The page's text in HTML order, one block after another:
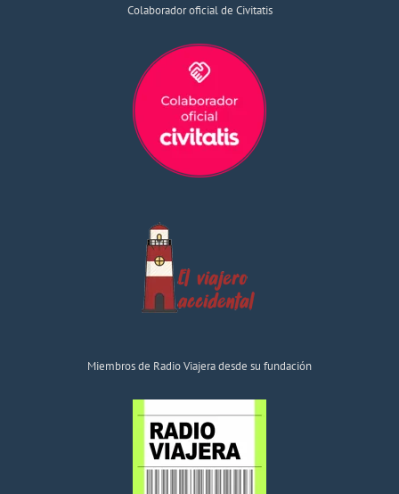
Colaborador oficial de Civitatis
Miembros de Radio Viajera desde su fundación